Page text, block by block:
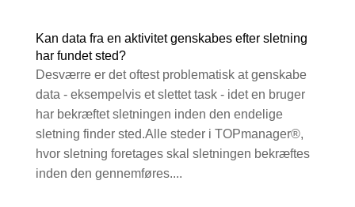
Kan data fra en aktivitet genskabes efter sletning
har fundet sted?
Desværre er det oftest problematisk at genskabe
data - eksempelvis et slettet task - idet en bruger
har bekræftet sletningen inden den endelige
sletning finder sted.Alle steder i TOPmanager®,
hvor sletning foretages skal sletningen bekræftes
inden den gennemføres....